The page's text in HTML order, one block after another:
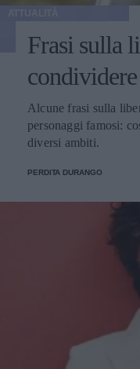
Frasi sulla
Alcune frasi sulla
personaggi famosi:
diversi ambiti.
PERDITA DURANGO